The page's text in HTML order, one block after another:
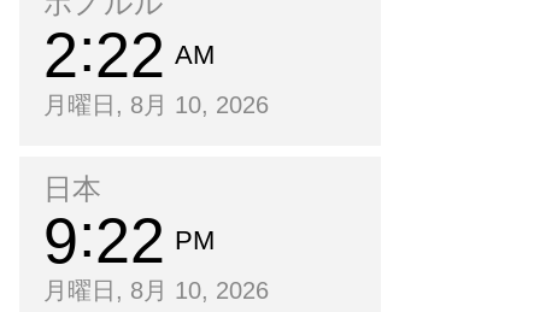
2 22 AM
月曜日, 8月 10, 2026
日本
9 22 PM
月曜日, 8月 10, 2026